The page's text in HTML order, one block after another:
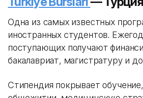
Одна из самых известных
иностранных студентов.
поступающих получают
бакалавриат, магистратуру и
Стипендия покрывает